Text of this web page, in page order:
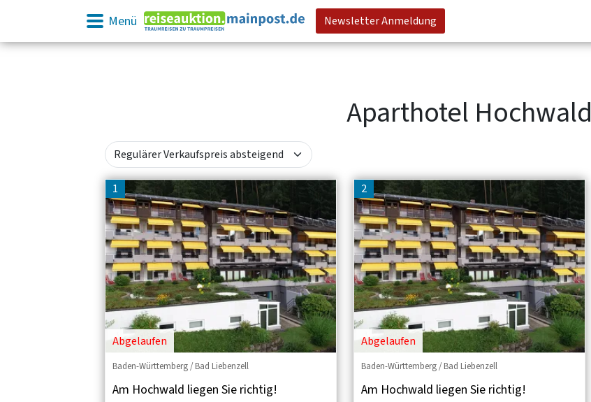
Menü Newsletter Anmeldung
Aparthotel Hochwald
1
Abgelaufen
Baden-Württemberg / Bad Liebenzell
Am Hochwald liegen Sie richtig!
2
Abgelaufen
Baden-Württemberg / Bad Liebenzell
Am Hochwald liegen Sie richtig!